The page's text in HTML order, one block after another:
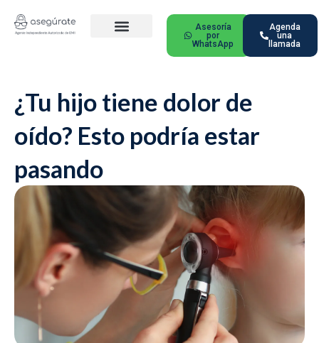
Asesoría
por
WhatsApp
Agenda
una
llamada
¿Tu hijo tiene dolor de
oído? Esto podría estar
pasando